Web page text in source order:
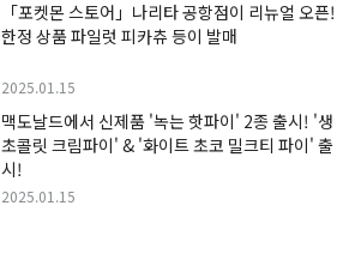
「포켓몬 스토어」나리타 공항점이 리뉴얼 오픈!
한정 상품 파일럿 피카츄 등이 발매
2025.01.15
맥도날드에서 신제품 '녹는 핫파이' 2종 출시! '생
초콜릿 크림파이' & '화이트 초코 밀크티 파이' 출
시!
2025.01.15